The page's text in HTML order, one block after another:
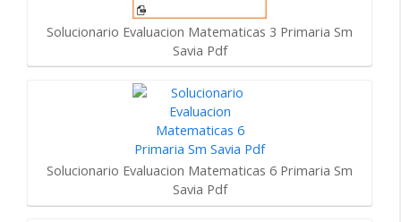
Solucionario Evaluacion Matematicas 3 Primaria Sm
Savia Pdf
Solucionario Evaluacion Matematicas 6 Primaria Sm
Savia Pdf